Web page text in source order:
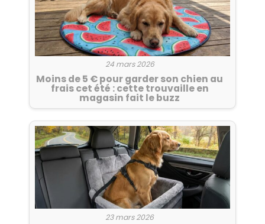
24 mars 2026
Moins de 5 € pour garder son chien au
frais cet été : cette trouvaille en
magasin fait le buzz
23 mars 2026